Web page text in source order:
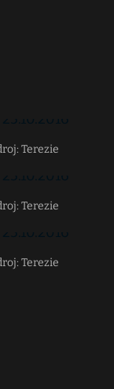
Terezie
Terezie
Terezie